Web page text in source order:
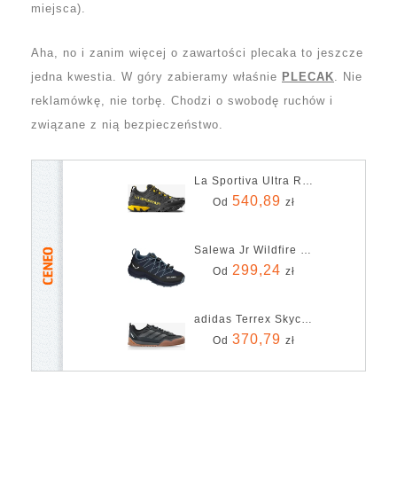
miejsca).
Aha, no i zanim więcej o zawartości plecaka to jeszcze
jedna kwestia. W góry zabieramy właśnie PLECAK . Nie
reklamówkę, nie torbę. Chodzi o swobodę ruchów i
związane z nią bezpieczeństwo.
La Sportiva Ultra Raptor 3 - Black/Yellow
Od 540,89 zł
Salewa Jr Wildfire 2 Navy Blazer Java Blue
Od 299,24 zł
adidas Terrex Skychaser Solo 3 - Carbon/Grefou/Seflaq
Od 370,79 zł